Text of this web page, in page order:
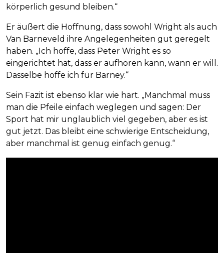
körperlich gesund bleiben.“
Er äußert die Hoffnung, dass sowohl Wright als auch
Van Barneveld ihre Angelegenheiten gut geregelt
haben. „Ich hoffe, dass Peter Wright es so
eingerichtet hat, dass er aufhören kann, wann er will.
Dasselbe hoffe ich für Barney.“
Sein Fazit ist ebenso klar wie hart. „Manchmal muss
man die Pfeile einfach weglegen und sagen: Der
Sport hat mir unglaublich viel gegeben, aber es ist
gut jetzt. Das bleibt eine schwierige Entscheidung,
aber manchmal ist genug einfach genug.“